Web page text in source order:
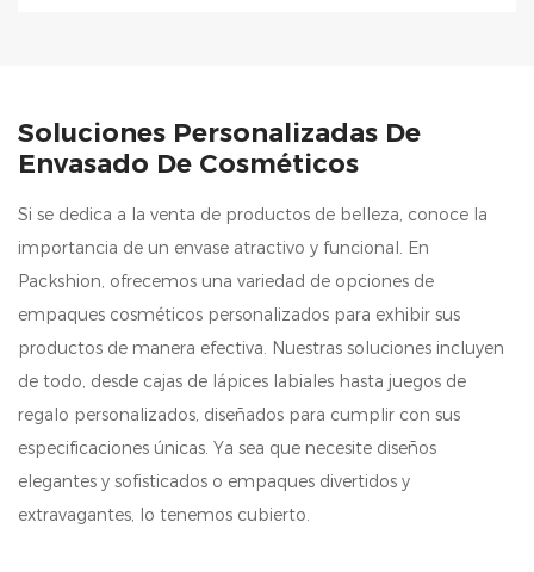
Soluciones Personalizadas De
Envasado De Cosméticos
Si se dedica a la venta de productos de belleza, conoce la
importancia de un envase atractivo y funcional. En
Packshion, ofrecemos una variedad de opciones de
empaques cosméticos personalizados para exhibir sus
productos de manera efectiva. Nuestras soluciones incluyen
de todo, desde cajas de lápices labiales hasta juegos de
regalo personalizados, diseñados para cumplir con sus
especificaciones únicas. Ya sea que necesite diseños
elegantes y sofisticados o empaques divertidos y
extravagantes, lo tenemos cubierto.